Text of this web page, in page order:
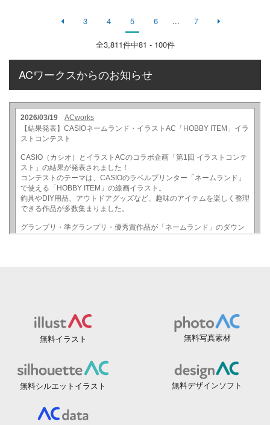
3 4 5 6 ... 7
全3,811件中81 - 100件
ACワークスからのお知らせ
無料イラスト 無料写真素材
無料シルエットイラスト 無料デザインソフト